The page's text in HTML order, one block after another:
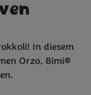
In diesem
Orzo, Bimi®